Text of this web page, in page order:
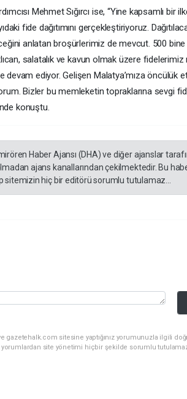
Mehmet Sığırcı ise, “Yine kapsamlı bir
fide dağıtımını gerçekleştiriyoruz.
anlatan broşürlerimiz de mevcut. 500 bine
salatalık ve kavun olmak üzere
ediyor. Gelişen Malatya’mıza öncülük
Bizler bu memleketin topraklarına sevgi
konuştu.
Haber Ajansı (DHA) ve diğer ajanslar
ajans kanallarından çekilmektedir. Bu
sitemizin hiç bir editörü sorumlu tutulamaz...
gazetehalk.com sitesine yaptığınız yorumunuzla ilgili
site yönetimi hiçbir şekilde sorumlu